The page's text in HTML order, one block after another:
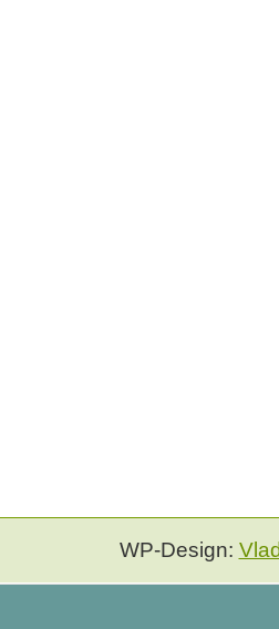
WP-Design: